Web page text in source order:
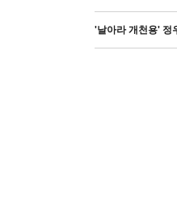
'날아라 개천용' 정